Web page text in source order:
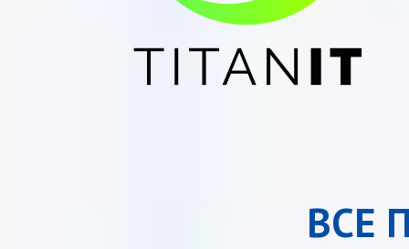
ВСЕ